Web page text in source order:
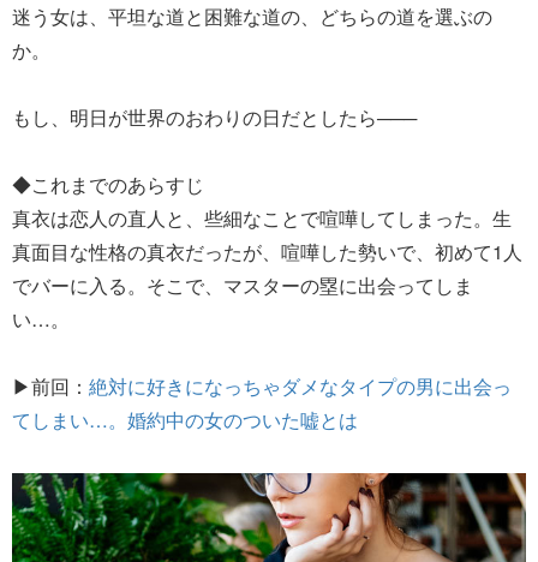
迷う女は、平坦な道と困難な道の、どちらの道を選ぶの
か。
もし、明日が世界のおわりの日だとしたら───
◆これまでのあらすじ
真衣は恋人の直人と、些細なことで喧嘩してしまった。生
真面目な性格の真衣だったが、喧嘩した勢いで、初めて1人
でバーに入る。そこで、マスターの塁に出会ってしま
い…。
▶前回： 絶対に好きになっちゃダメなタイプの男に出会っ
てしまい…。婚約中の女のついた嘘とは